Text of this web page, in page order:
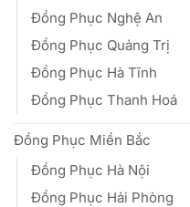
Đồng Phục Nghệ An
Đồng Phục Quảng Trị
Đồng Phục Hà Tĩnh
Đồng Phục Thanh Hoá
Đồng Phục Miền Bắc
Đồng Phục Hà Nội
Đồng Phục Hải Phòng